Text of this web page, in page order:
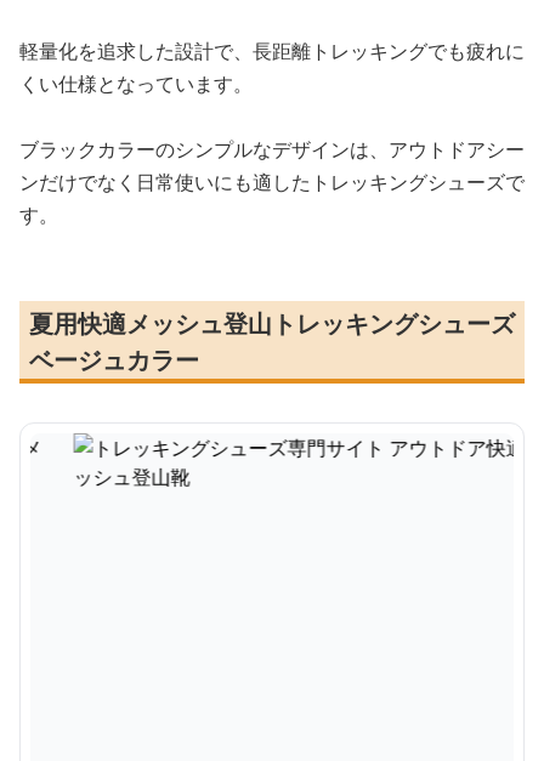
軽量化を追求した設計で、長距離トレッキングでも疲れに
くい仕様となっています。
ブラックカラーのシンプルなデザインは、アウトドアシー
ンだけでなく日常使いにも適したトレッキングシューズで
す。
夏用快適メッシュ登山トレッキングシューズ
ベージュカラー